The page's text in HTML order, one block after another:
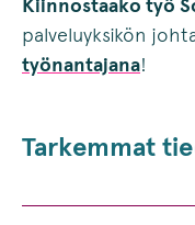
Kiinnostaako työ
palveluyksikön
työnantajana!
Tarkemmat